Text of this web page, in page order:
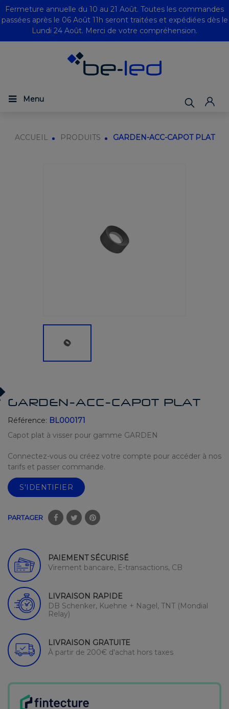
Fermeture annuelle du 10 au 21 Août. Toutes les commandes
passées après le 06 Août 11h seront traitées et expédiées dès le
Lundi 24 Août. Merci de votre compréhension.
Menu
ACCUEIL PRODUITS GARDEN-ACC-CAPOT PLAT
GARDEN-ACC-CAPOT PLAT
Référence: BL000171
Capot plat à visser pour gamme GARDEN
Connectez-vous ou créez votre compte pour accéder à nos
tarifs et passer commande.
S'IDENTIFIER
PARTAGER
PAIEMENT SÉCURISÉ
Virement bancaire, E-transactions, CB
LIVRAISON RAPIDE
DB Schenker, Kuehne + Nagel, TNT (Mondial
Relay)
LIVRAISON GRATUITE
À partir de 200€ d'achat hors taxes